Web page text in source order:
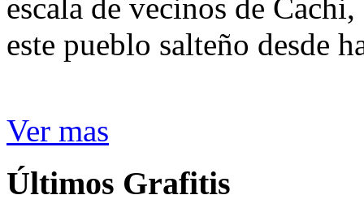
escala de vecinos de
este pueblo salteño desde
Ver mas
Últimos Grafitis